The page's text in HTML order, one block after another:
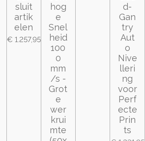
sluit
artik
elen
€ 1.257,95
hog
e
Snel
heid
100
0
mm
/s -
Grot
e
wer
krui
mte
d-
Gan
try
Aut
o
Nive
lleri
ng
voor
Perf
ecte
Prin
ts